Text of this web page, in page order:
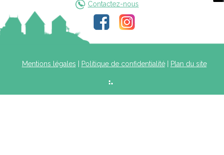
Contactez-nous
Mentions légales Politique de confidentialité| Plan du site